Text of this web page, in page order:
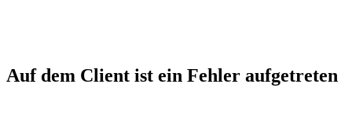
Auf dem Client ist ein Fehler aufgetreten